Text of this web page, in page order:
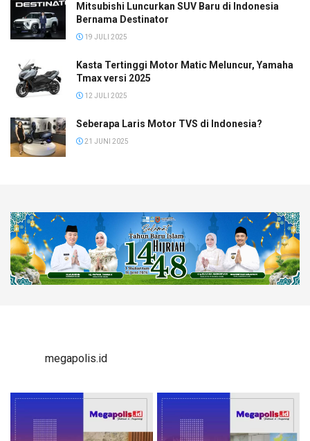
Mitsubishi Luncurkan SUV Baru di Indonesia
Bernama Destinator
19 JULI 2025
Kasta Tertinggi Motor Matic Meluncur, Yamaha
Tmax versi 2025
12 JULI 2025
Seberapa Laris Motor TVS di Indonesia?
21 JUNI 2025
megapolis.id